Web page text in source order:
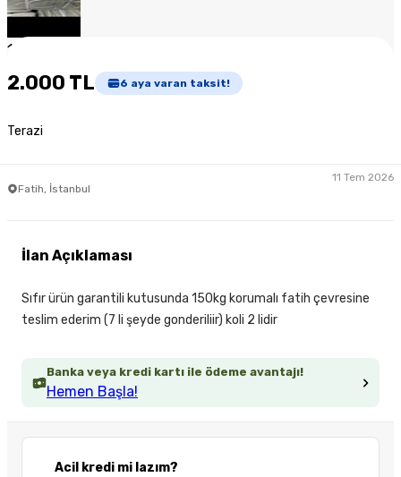
1
2.000 TL 6 aya varan taksit!
Terazi
Fatih, İstanbul
11 Tem 2026
Banka veya kredi kartı ile ödeme avantajı!
Hemen Başla!
Acil kredi mi lazım?
İlan Açıklaması
Sıfır ürün garantili kutusunda 150kg korumalı fatih çevresine
teslim ederim (7 li şeyde gonderiliir) koli 2 lidir